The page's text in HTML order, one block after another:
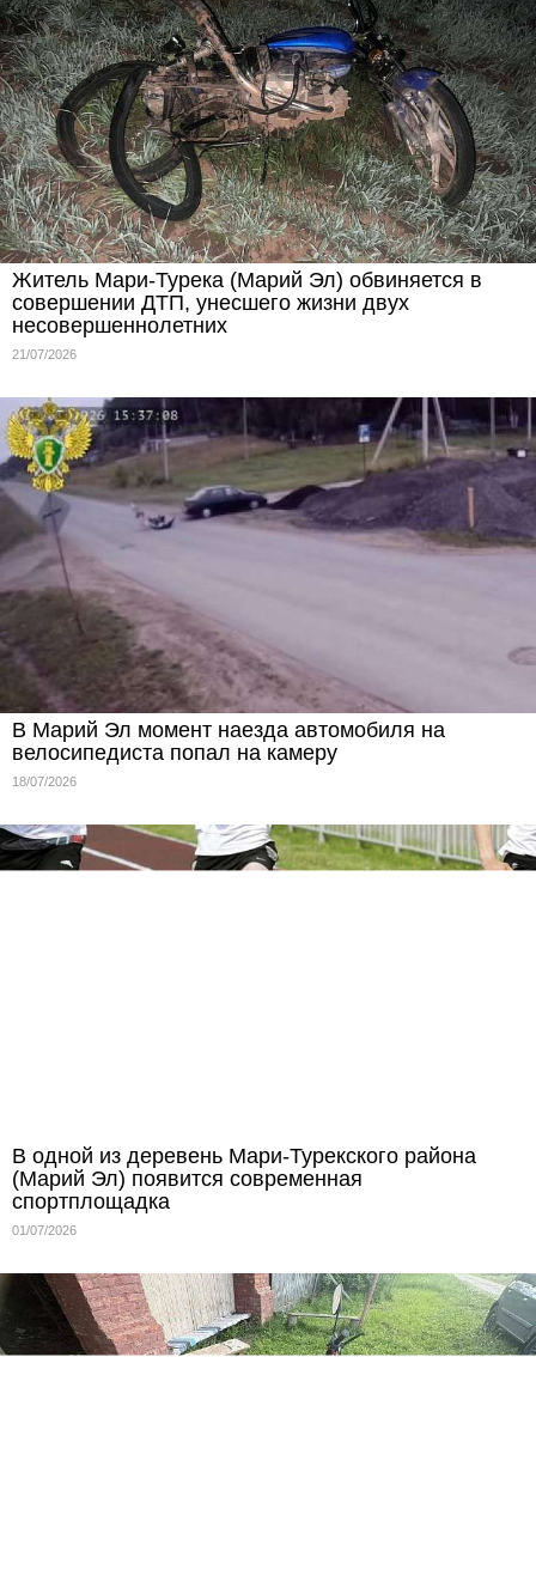
Житель Мари-Турека (Марий Эл) обвиняется в
совершении ДТП, унесшего жизни двух
несовершеннолетних
21/07/2026
В Марий Эл момент наезда автомобиля на
велосипедиста попал на камеру
18/07/2026
В одной из деревень Мари‑Турекского района
(Марий Эл) появится современная
спортплощадка
01/07/2026